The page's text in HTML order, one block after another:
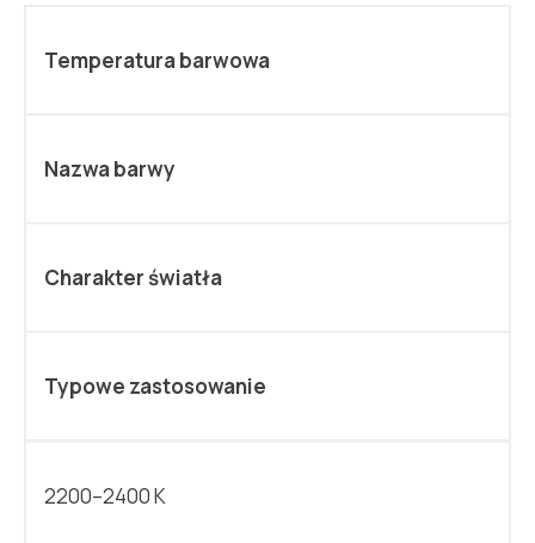
Temperatura barwowa
Nazwa barwy
Charakter światła
Typowe zastosowanie
2200–2400 K